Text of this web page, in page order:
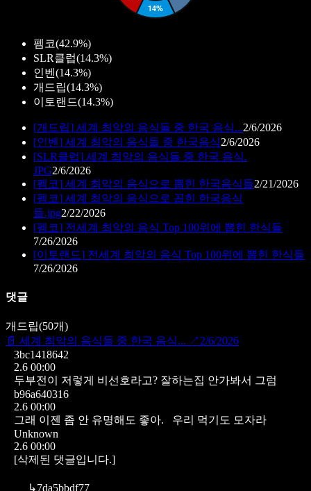
펨코(42.9%)
SLR클럽(14.3%)
인벤 (14.3%)
개드립(14.3%)
이토랜드(14.3%)
[개드립] 세계 최악의 음식들 중 한국 음식...2/6/2026
[인벤 ] 세계 최악의 음식들 중 한국음식2/6/2026
[SLR클럽] 세계 최악의 음식들 중 한국 음식.
JPG2/6/2026
[펨코] 세계 최악의 음식으로 뽑힌 한국음식들2/21/2026
[펨코] 세계 최악의 음식으로 꼽힌 한국음식
들.jpg2/22/2026
[펨코] 전세계 최악의 음식 Top 100위에 뽑힌 한식들
7/26/2026
[이토랜드] 전세계 최악의 음식 Top 100위에 뽑힌 한식들
7/26/2026
댓글
개드립(50개)
📄 세계 최악의 음식들 중 한국 음식... ↗ 2/6/2026
3bc1418642
2.6 00:00
두부전이 저렇게 비선호라고? 잘하는집 안가봐서 그럼
b96a640316
2.6 00:00
그래 이젠 좀 안 유명해도 좋아.
우리 먹기도 모자라
Unknown
2.6 00:00
[삭제된 댓글입니다.]
↳7da5bbdf77